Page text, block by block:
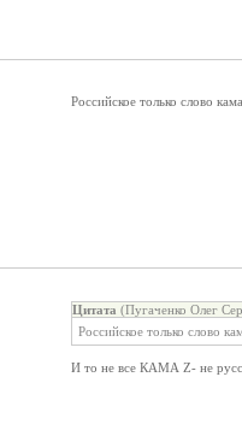
Российское только слово
Цитата (Пугаченко Олег
Российское только слово
И то не все КАМА Z- не